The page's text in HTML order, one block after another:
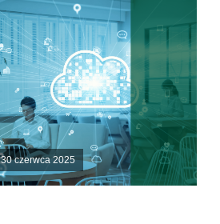
30 czerwca 2025